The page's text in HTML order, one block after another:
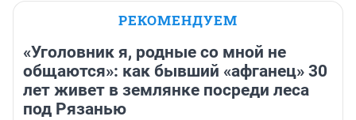
РЕКОМЕНДУЕМ
«Уголовник я, родные со мной не
общаются»: как бывший «афганец» 30
лет живет в землянке посреди леса
под Рязанью